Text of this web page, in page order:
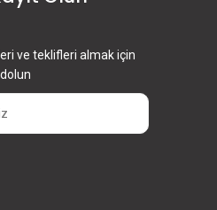
ve teklifleri almak için